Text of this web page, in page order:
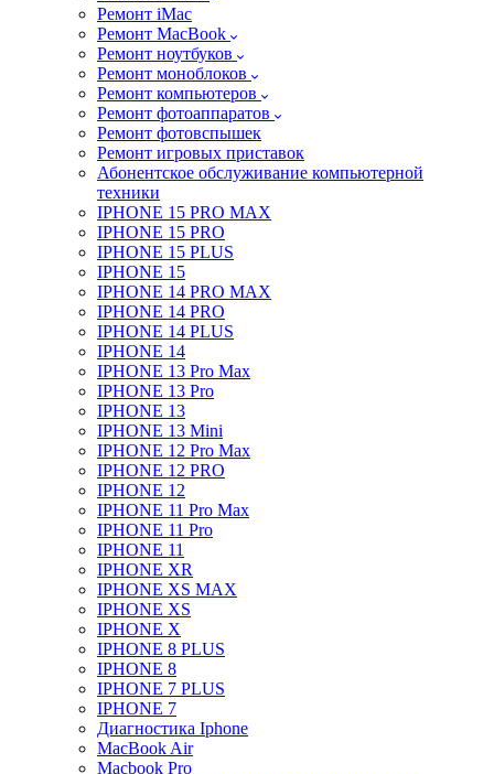
Ремонт iMac
Ремонт MacBook
Ремонт ноутбуков
Ремонт моноблоков
Ремонт компьютеров
Ремонт фотоаппаратов
Ремонт фотовспышек
Ремонт игровых приставок
Абонентское обслуживание компьютерной
техники
IPHONE 15 PRO MAX
IPHONE 15 PRO
IPHONE 15 PLUS
IPHONE 15
IPHONE 14 PRO MAX
IPHONE 14 PRO
IPHONE 14 PLUS
IPHONE 14
IPHONE 13 Pro Max
IPHONE 13 Pro
IPHONE 13
IPHONE 13 Mini
IPHONE 12 Pro Max
IPHONE 12 PRO
IPHONE 12
IPHONE 11 Pro Max
IPHONE 11 Pro
IPHONE 11
IPHONE XR
IPHONE XS MAX
IPHONE XS
IPHONE X
IPHONE 8 PLUS
IPHONE 8
IPHONE 7 PLUS
IPHONE 7
Диагностика Iphone
MacBook Air
Macbook Pro